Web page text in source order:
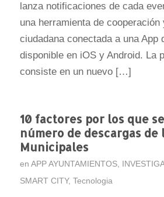
lanza notificaciones de cada
una herramienta de
ciudadana conectada a una App
disponible en iOS y Android. La
consiste en un nuevo […]
10 factores por los que
número de descargas de
Municipales
en APP AYUNTAMIENTOS,
SMART CITY, Tecnologia